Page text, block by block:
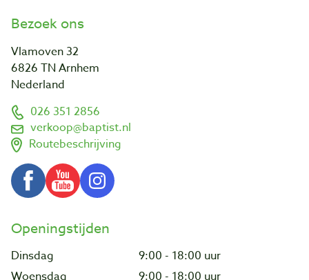
Bezoek ons
Vlamoven 32
6826 TN Arnhem
Nederland
026 351 2856
verkoop@baptist.nl
Routebeschrijving
Openingstijden
Dinsdag
9:00 - 18:00 uur
Woensdag
9:00 - 18:00 uur